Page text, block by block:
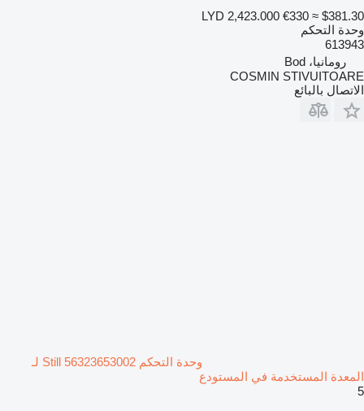
LYD 2,423.000 €330 ≈ $381.30
وحدة التحكم
613943
رومانيا، Bod
COSMIN STIVUITOARE
الاتصال بالبائع
وحدة التحكم Still 56323653002 لـ
المعدة المستخدمة في المستودع
5